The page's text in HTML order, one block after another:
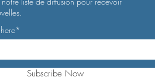
Subscribe Now